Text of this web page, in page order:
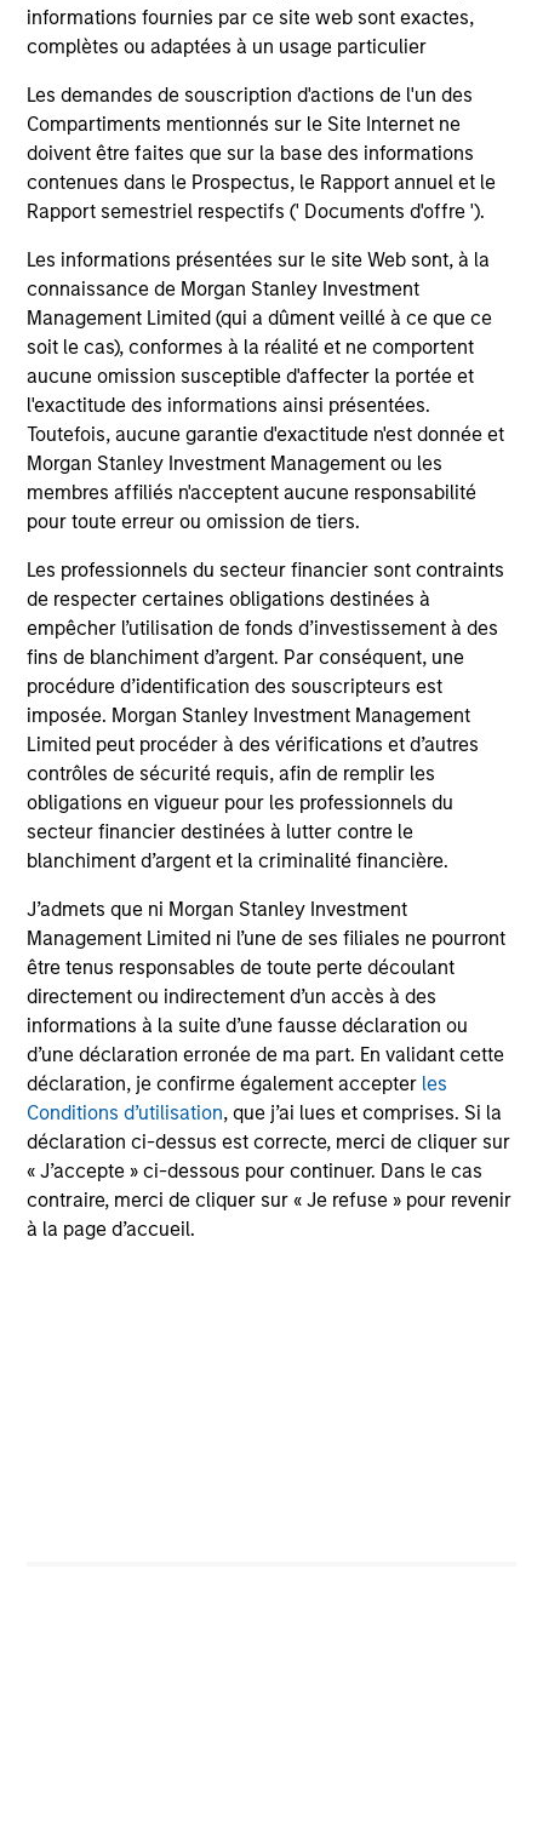
informations fournies par ce site web sont exactes,
complètes ou adaptées à un usage particulier
Les demandes de souscription d'actions de l'un des
Compartiments mentionnés sur le Site Internet ne
doivent être faites que sur la base des informations
contenues dans le Prospectus, le Rapport annuel et le
Rapport semestriel respectifs (' Documents d'offre ').
Les informations présentées sur le site Web sont, à la
connaissance de Morgan Stanley Investment
Management Limited (qui a dûment veillé à ce que ce
soit le cas), conformes à la réalité et ne comportent
aucune omission susceptible d'affecter la portée et
l'exactitude des informations ainsi présentées.
Toutefois, aucune garantie d'exactitude n'est donnée et
Morgan Stanley Investment Management ou les
membres affiliés n'acceptent aucune responsabilité
pour toute erreur ou omission de tiers.
Les professionnels du secteur financier sont contraints
de respecter certaines obligations destinées à
empêcher l’utilisation de fonds d’investissement à des
fins de blanchiment d’argent. Par conséquent, une
procédure d’identification des souscripteurs est
imposée. Morgan Stanley Investment Management
Limited peut procéder à des vérifications et d’autres
contrôles de sécurité requis, afin de remplir les
obligations en vigueur pour les professionnels du
secteur financier destinées à lutter contre le
blanchiment d’argent et la criminalité financière.
J’admets que ni Morgan Stanley Investment
Management Limited ni l’une de ses filiales ne pourront
être tenus responsables de toute perte découlant
directement ou indirectement d’un accès à des
informations à la suite d’une fausse déclaration ou
d’une déclaration erronée de ma part. En validant cette
déclaration, je confirme également accepter les
Conditions d’utilisation, que j’ai lues et comprises. Si la
déclaration ci-dessus est correcte, merci de cliquer sur
« J’accepte » ci-dessous pour continuer. Dans le cas
contraire, merci de cliquer sur « Je refuse » pour revenir
à la page d’accueil.
indicateur fiable des résultats futurs. Les
rendements peuvent augmenter ou diminuer en
raison des fluctuations de change. Tous les
calculs des données de performance sont basés
sur une comparaison de la VL, sont exprimés nets
de frais et ne prennent pas en compte les
commissions et coûts relatifs à l’émission et au
rachat de parts. La source de toutes les données
relatives aux performances et aux indices est
Morgan Stanley Investment Management.Merci
decliquer icipour obtenir des informations
complémentaires sur les performances et autres
éléments importants, qui doivent être lus
attentivement.
Lesfrais courants reflètent les payements et frais
engagés lors du fonctionnement du fonds et sont déduits
commissions et frais de gestion, dépôt et
d’administration.
Performances calendaires
Profil de risque et de
rendement
Loading
Composition 4